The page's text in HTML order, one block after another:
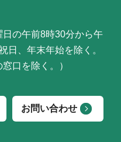
日の午前8時30分から午
日、年末年始を除く。
口を除く。）
お問い合わせ